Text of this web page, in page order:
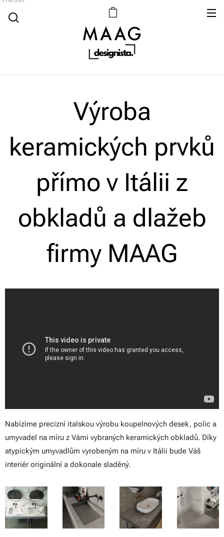
Výroba
keramických prvků
přímo v Itálii z
obkladů a dlažeb
firmy MAAG
Nabízíme precizní italskou výrobu koupelnových desek, polic a
umyvadel na míru z Vámi vybraných keramických obkladů. Díky
atypickým umyvadlům vyrobeným na míru v Itálii bude Váš
interiér originální a dokonale sladěný.